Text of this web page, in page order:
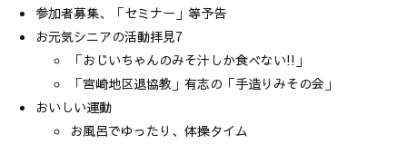
参加者募集、「セミナー」等予告
お元気シニアの活動拝見7
「おじいちゃんのみそ汁しか食べない!!」
「宮崎地区退協教」有志の「手造りみその会」
おいしい運動
お風呂でゆったり、体操タイム